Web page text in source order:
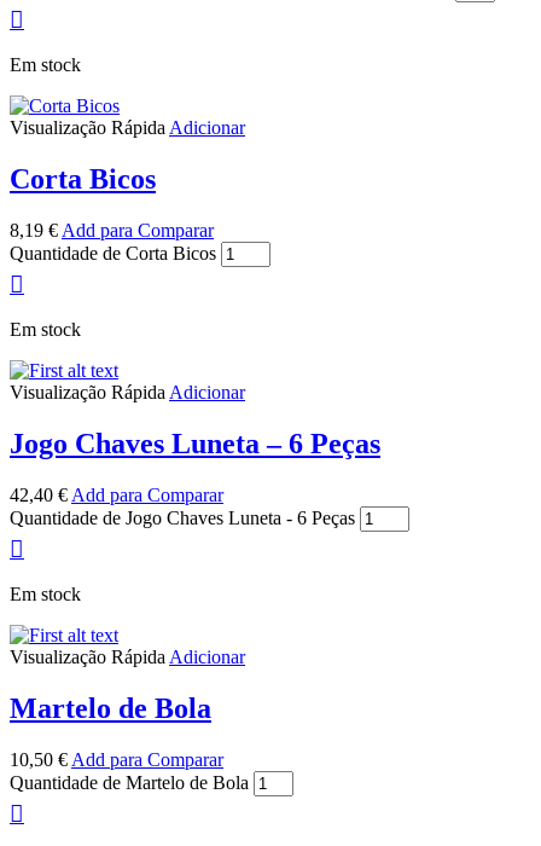
Em stock
Visualização Rápida Adicionar
Corta Bicos
8,19 € Add para Comparar
Quantidade de Corta Bicos
Em stock
Visualização Rápida Adicionar
Jogo Chaves Luneta – 6 Peças
42,40 € Add para Comparar
Quantidade de Jogo Chaves Luneta - 6 Peças
Em stock
Visualização Rápida Adicionar
Martelo de Bola
10,50 € Add para Comparar
Quantidade de Martelo de Bola